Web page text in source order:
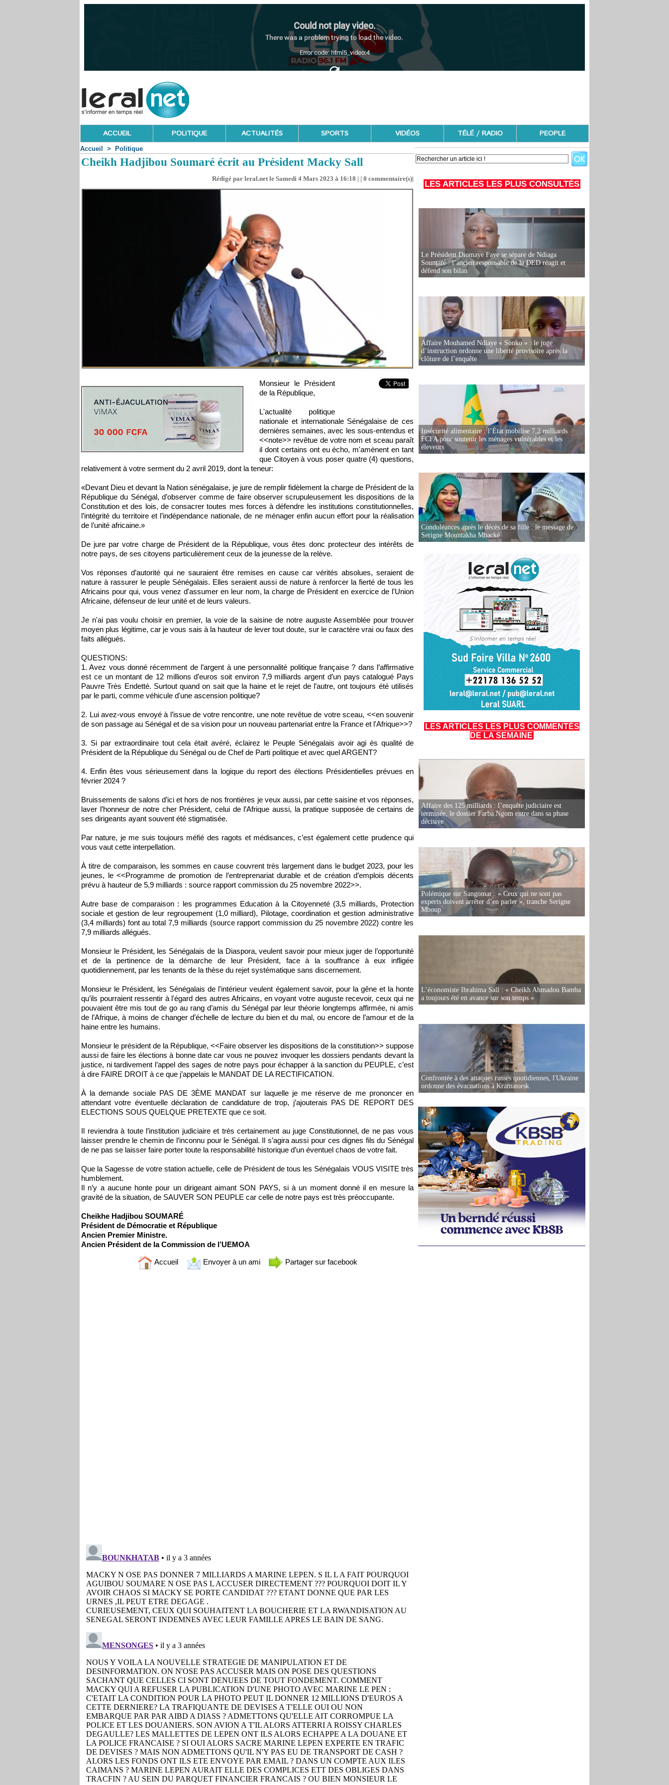
ACCUEIL POLITIQUE ACTUALITÉS SPORTS VIDÉOS TÉLÉ / RADIO PEOPLE
Accueil > Politique
Cheikh Hadjibou Soumaré écrit au Président Macky Sall
Rédigé par leral.net le Samedi 4 Mars 2023 à 16:18 | | 0 commentaire(s)|
Monsieur le Président
de la République,
L'actualité politique
nationale et internationale Sénégalaise de ces
dernières semaines, avec les sous-entendus et
<<note>> revêtue de votre nom et sceau paraît
il dont certains ont eu écho, m'amènent en tant
que Citoyen à vous poser quatre (4) questions,
relativement à votre serment du 2 avril 2019, dont la teneur:
«Devant Dieu et devant la Nation sénégalaise, je jure de remplir fidèlement la charge de Président de la
République du Sénégal, d’observer comme de faire observer scrupuleusement les dispositions de la
Constitution et des lois, de consacrer toutes mes forces à défendre les institutions constitutionnelles,
l’intégrité du territoire et l’indépendance nationale, de ne ménager enfin aucun effort pour la réalisation
de l’unité africaine.»
De jure par votre charge de Président de la République, vous êtes donc protecteur des intérêts de
notre pays, de ses citoyens particulièrement ceux de la jeunesse de la relève.
Vos réponses d’autorité qui ne sauraient être remises en cause car vérités absolues, seraient de
nature à rassurer le peuple Sénégalais. Elles seraient aussi de nature à renforcer la fierté de tous les
Africains pour qui, vous venez d'assumer en leur nom, la charge de Président en exercice de l'Union
Africaine, défenseur de leur unité et de leurs valeurs.
Je n'ai pas voulu choisir en premier, la voie de la saisine de notre auguste Assemblée pour trouver
moyen plus légitime, car je vous sais à la hauteur de lever tout doute, sur le caractère vrai ou faux des
faits allégués.
QUESTIONS:
1. Avez vous donné récemment de l’argent à une personnalité politique française ? dans l’affirmative
est ce un montant de 12 millions d’euros soit environ 7,9 milliards argent d’un pays catalogué Pays
Pauvre Très Endetté. Surtout quand on sait que la haine et le rejet de l’autre, ont toujours été utilisés
par le parti, comme véhicule d'une ascension politique?
2. Lui avez-vous envoyé à l’issue de votre rencontre, une note revêtue de votre sceau, <<en souvenir
de son passage au Sénégal et de sa vision pour un nouveau partenariat entre la France et l'Afrique>>?
3. Si par extraordinaire tout cela était avéré, éclairez le Peuple Sénégalais avoir agi ès qualité de
Président de la République du Sénégal ou de Chef de Parti politique et avec quel ARGENT?
4. Enfin êtes vous sérieusement dans la logique du report des élections Présidentielles prévues en
février 2024 ?
Bruissements de salons d’ici et hors de nos frontières je veux aussi, par cette saisine et vos réponses,
laver l’honneur de notre cher Président, celui de l’Afrique aussi, la pratique supposée de certains de
ses dirigeants ayant souvent été stigmatisée.
Par nature, je me suis toujours méfié des ragots et médisances, c’est également cette prudence qui
vous vaut cette interpellation.
À titre de comparaison, les sommes en cause couvrent très largement dans le budget 2023, pour les
jeunes, le <<Programme de promotion de l’entreprenariat durable et de création d’emplois décents
prévu à hauteur de 5,9 milliards : source rapport commission du 25 novembre 2022>>.
Autre base de comparaison : les programmes Education à la Citoyenneté (3,5 milliards, Protection
sociale et gestion de leur regroupement (1,0 milliard), Pilotage, coordination et gestion administrative
(3,4 milliards) font au total 7,9 milliards (source rapport commission du 25 novembre 2022) contre les
7,9 milliards allégués.
Monsieur le Président, les Sénégalais de la Diaspora, veulent savoir pour mieux juger de l’opportunité
et de la pertinence de la démarche de leur Président, face à la souffrance à eux infligée
quotidiennement, par les tenants de la thèse du rejet systématique sans discernement.
Monsieur le Président, les Sénégalais de l'intérieur veulent également savoir, pour la gêne et la honte
qu’ils pourraient ressentir à l'égard des autres Africains, en voyant votre auguste recevoir, ceux qui ne
pouvaient être mis tout de go au rang d’amis du Sénégal par leur théorie longtemps affirmée, ni amis
de l’Afrique, à moins de changer d’échelle de lecture du bien et du mal, ou encore de l’amour et de la
haine entre les humains.
Monsieur le président de la République, <<Faire observer les dispositions de la constitution>> suppose
aussi de faire les élections à bonne date car vous ne pouvez invoquer les dossiers pendants devant la
justice, ni tardivement l’appel des sages de notre pays pour échapper à la sanction du PEUPLE, c’est
à dire FAIRE DROIT à ce que j’appelais le MANDAT DE LA RECTIFICATION.
À la demande sociale PAS DE 3ÈME MANDAT sur laquelle je me réserve de me prononcer en
attendant votre éventuelle déclaration de candidature de trop, j’ajouterais PAS DE REPORT DES
ELECTIONS SOUS QUELQUE PRETEXTE que ce soit.
Il reviendra à toute l’institution judiciaire et très certainement au juge Constitutionnel, de ne pas vous
laisser prendre le chemin de l’inconnu pour le Sénégal. Il s’agira aussi pour ces dignes fils du Sénégal
de ne pas se laisser faire porter toute la responsabilité historique d’un éventuel chaos de votre fait.
Que la Sagesse de votre station actuelle, celle de Président de tous les Sénégalais VOUS VISITE très
humblement.
Il n’y a aucune honte pour un dirigeant aimant SON PAYS, si à un moment donné il en mesure la
gravité de la situation, de SAUVER SON PEUPLE car celle de notre pays est très préoccupante.
Cheikhe Hadjibou SOUMARÉ
Président de Démocratie et République
Ancien Premier Ministre.
Ancien Président de la Commission de l’UEMOA
Accueil Envoyer à un ami Partager sur facebook
LES ARTICLES LES PLUS CONSULTÉS
Le Président Diomaye Faye se sépare de Ndiaga
Soumaré : l’ancien responsable de la DED réagit et
défend son bilan
Affaire Mouhamed Ndiaye « Sonko » : le juge
d’instruction ordonne une liberté provisoire après la
clôture de l’enquête
Insécurité alimentaire : l’État mobilise 7,2 milliards
FCFA pour soutenir les ménages vulnérables et les
éleveurs
Condoléances après le décès de sa fille : le message de
Serigne Mountakha Mbacké
LES ARTICLES LES PLUS COMMENTÉS
DE LA SEMAINE
Affaire des 125 milliards : l’enquête judiciaire est
terminée, le dossier Farba Ngom entre dans sa phase
décisive
Polémique sur Sangomar : « Ceux qui ne sont pas
experts doivent arrêter d’en parler », tranche Serigne
Mboup
L’économiste Ibrahima Sall : « Cheikh Ahmadou Bamba
a toujours été en avance sur son temps »
Confrontée à des attaques russes quotidiennes, l'Ukraine
ordonne des évacuations à Kramatorsk